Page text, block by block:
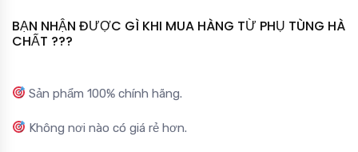
BẠN NHẬN ĐƯỢC GÌ KHI MUA HÀNG TỪ PHỤ TÙNG HÀ
CHẤT ???
Sản phẩm 100% chính hãng.
Không nơi nào có giá rẻ hơn.